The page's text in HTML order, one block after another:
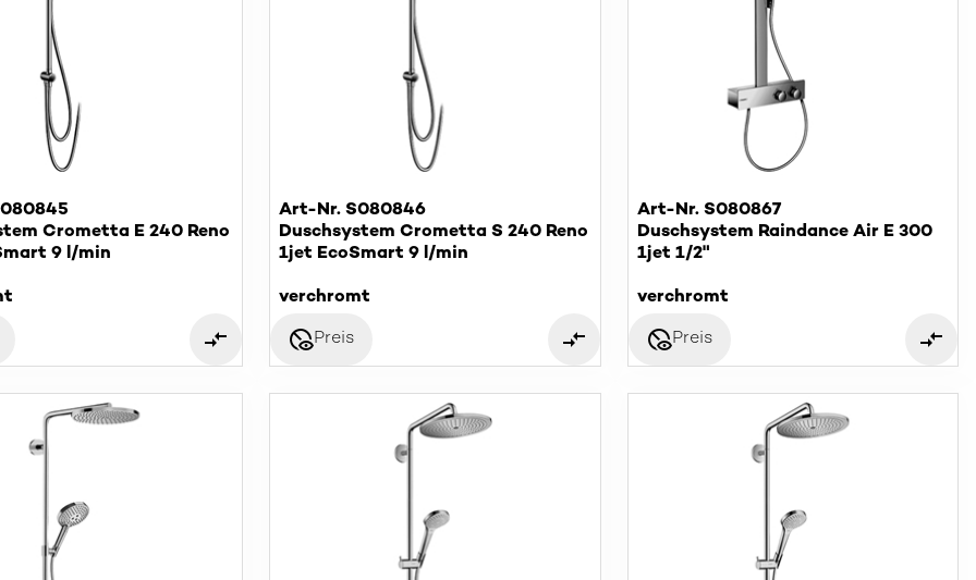
Crometta E 240 Reno
9 l/min
Art-Nr. S080846
Duschsystem Crometta S 240 Reno
1jet EcoSmart 9 l/min
verchromt
disabled_visiblePreis
Art-Nr. S080867
Duschsystem Raindance Air E 300
1jet 1/2"
verchromt
disabled_visiblePreis